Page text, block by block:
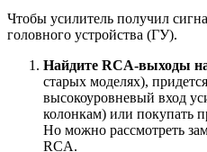
Чтобы усилитель получил
головного устройства (ГУ).
Найдите RCA-выходы
старых моделях),
высокоуровневый вход
колонкам) или покупать
Но можно рассмотреть
RCA.